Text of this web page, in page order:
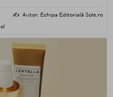
✍️ Autor: Echipa Editorială Sole.ro